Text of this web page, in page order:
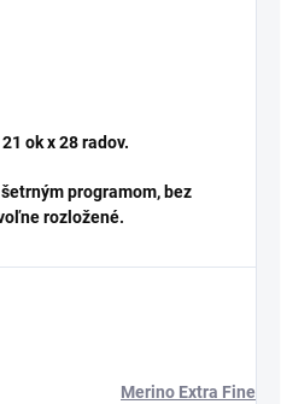
ok x 28 radov.
programom, bez
rozložené.
Merino Extra Fine